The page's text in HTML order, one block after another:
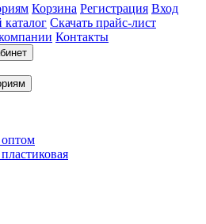
Корзина Регистрация Вход
Скачать прайс-лист
Контакты
оптом